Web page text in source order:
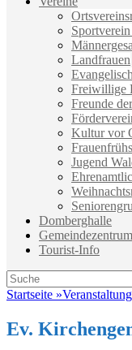
Landfrauen
Freiwillige
Freunde
Kultur vor
Jugend
Domberghalle
Gemeindezentrum
Tourist-Info
Suche
Suche
nach:
Startseite »Veranstaltung
Ev.